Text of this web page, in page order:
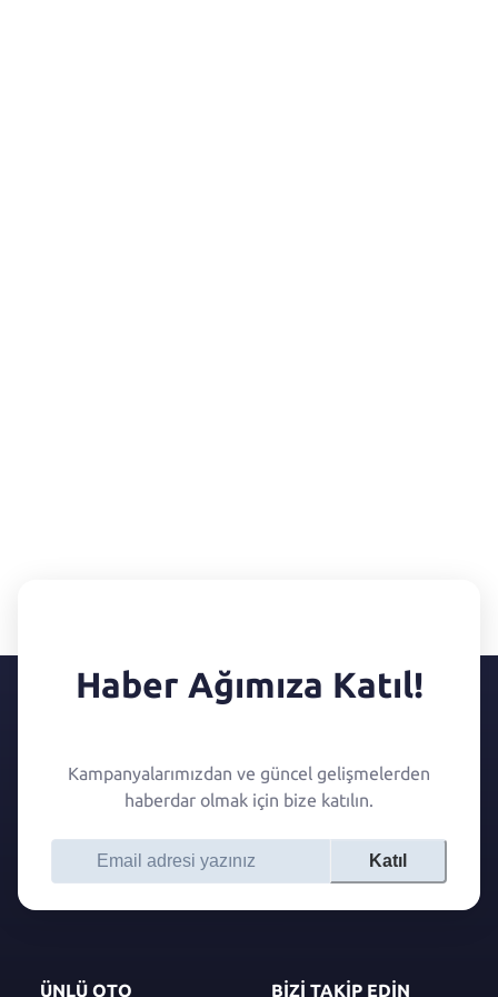
Haber Ağımıza Katıl!
Kampanyalarımızdan ve güncel gelişmelerden
haberdar olmak için bize katılın.
Katıl
ÜNLÜ OTO BİZİ TAKİP EDİN